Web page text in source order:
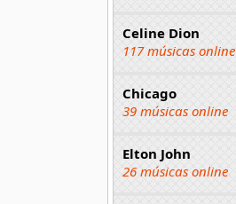
Celine Dion
117 músicas online
Chicago
39 músicas online
Elton John
26 músicas online